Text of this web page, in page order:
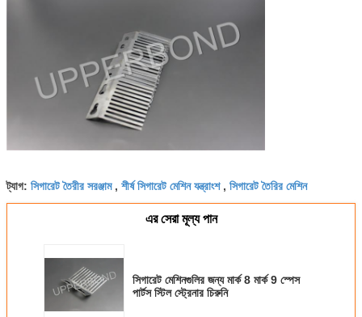
ট্যাগ: সিগারেট তৈরীর সরঞ্জাম, শীর্ষ সিগারেট মেশিন যন্ত্রাংশ, সিগারেট তৈরির মেশিন
এর সেরা মূল্য পান
সিগারেট মেশিনগুলির জন্য মার্ক 8 মার্ক 9 স্পেস
পার্টস স্টিল স্ট্রেনার চিরুনি